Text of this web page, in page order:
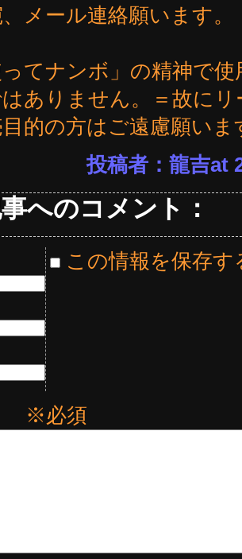
メール連絡願います
ってナンボ」の精神で
ありません。＝故に
的の方はご遠慮願いま
投稿者：龍吉at
へのコメント：
この情報を保存す
※必須